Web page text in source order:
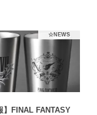
☆NEWS
】FINAL FANTASY